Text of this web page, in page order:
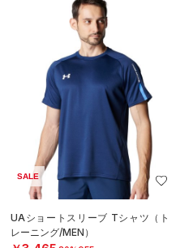
SALE
UAショートスリーブ Tシャツ（ト
レーニング/MEN）